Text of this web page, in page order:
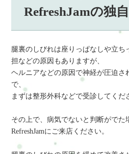
RefreshJamの独
腿裏のしびれは座りっぱなしや立ち
担などの原因もありますが、
ヘルニアなどの原因で神経が圧迫さ
で、
まずは整形外科などで受診してくだ
その上で、病気でないと判断がでた
RefreshJamにご来店ください。